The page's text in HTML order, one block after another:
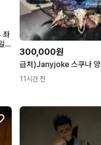
좌
300,000원
11시간 전